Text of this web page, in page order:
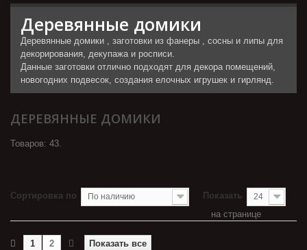
Деревянные домики
Деревянные домики , заготовки из фанеры , сосны и липы для
декорирования, декупажа и росписи.
Данные заготовки отлично подходят для декора помещений,
новогодних подвесок, создания елочных игрушек и гирлянд.
ДЕРЕВЯННЫЕ ДОМИКИ
Товаров: 43.
Сортировка по По наличию Показать 24
на странице
Показать все
1 2